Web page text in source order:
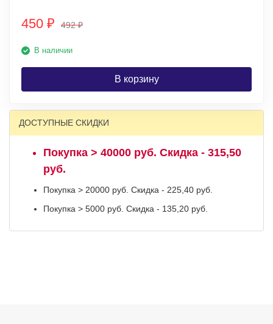
450 ₽ 492₽
В наличии
В корзину
ДОСТУПНЫЕ СКИДКИ
Покупка > 40000 руб. Скидка - 315,50
руб.
Покупка > 20000 руб. Скидка - 225,40 руб.
Покупка > 5000 руб. Скидка - 135,20 руб.